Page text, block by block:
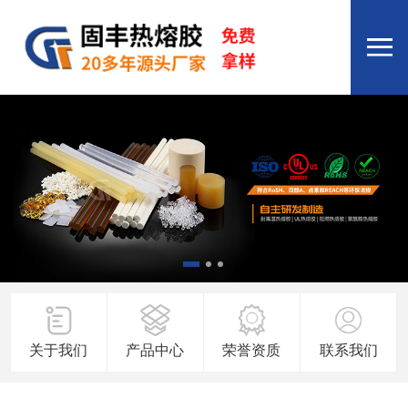
关于我们 产品中心 荣誉资质 联系我们